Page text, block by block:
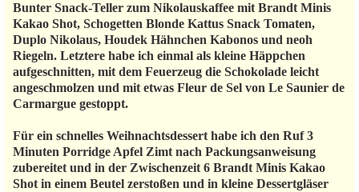
Bunter Snack-Teller zum Nikolauskaffee mit Brandt Minis
Kakao Shot, Schogetten Blonde Kattus Snack Tomaten,
Duplo Nikolaus, Houdek Hähnchen Kabonos und neoh
Riegeln. Letztere habe ich einmal als kleine Häppchen
aufgeschnitten, mit dem Feuerzeug die Schokolade leicht
angeschmolzen und mit etwas Fleur de Sel von Le Saunier de
Carmargue gestoppt.
Für ein schnelles Weihnachtsdessert habe ich den Ruf 3
Minuten Porridge Apfel Zimt nach Packungsanweisung
zubereitet und in der Zwischenzeit 6 Brandt Minis Kakao
Shot in einem Beutel zerstoßen und in kleine Dessertgläser